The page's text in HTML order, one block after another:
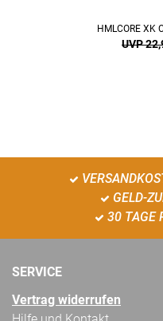
HMLCORE XK
UVP
GELD-
30 TAGE
SERVICE
Vertrag widerrufen